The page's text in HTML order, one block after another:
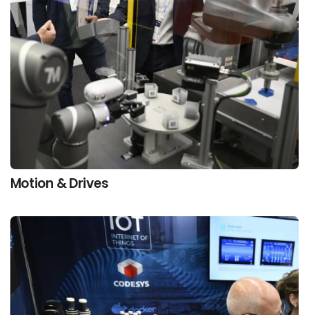
Motion & Drives